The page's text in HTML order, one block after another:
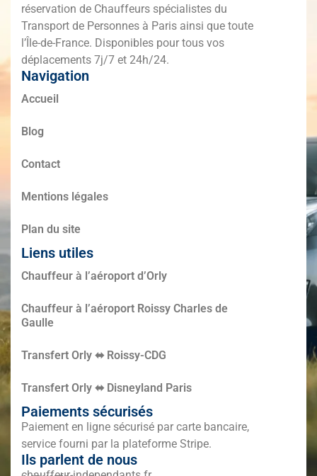
réservation de Chauffeurs spécialistes du
Transport de Personnes à Paris ainsi que toute
l’Île-de-France. Disponibles pour tous vos
déplacements 7j/7 et 24h/24.
Navigation
Accueil
Blog
Contact
Mentions légales
Plan du site
Liens utiles
Chauffeur à l’aéroport d’Orly
Chauffeur à l’aéroport Roissy Charles de
Gaulle
Transfert Orly ⬌ Roissy-CDG
Transfert Orly ⬌ Disneyland Paris
Paiements sécurisés
Paiement en ligne sécurisé par carte bancaire,
service fourni par la plateforme Stripe.
Ils parlent de nous